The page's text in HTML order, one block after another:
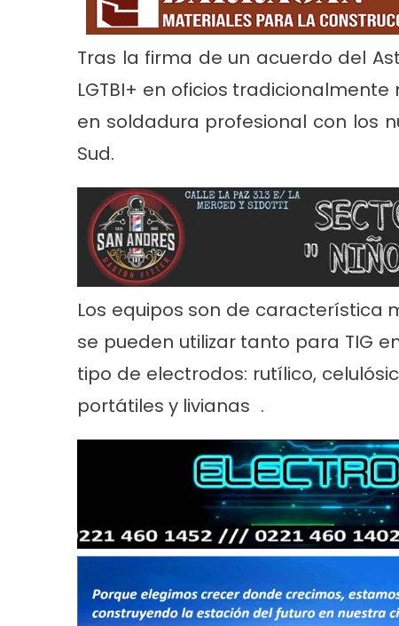
Tras la firma de un acuerdo del
LGTBI+ en oficios
en soldadura profesional con los
Sud.
Los equipos son de característica
se pueden utilizar tanto para TIG
tipo de electrodos: rutílico,
portátiles y livianas .
Noticias Principal Servicios
Trabajos en la red de agua en Villa
Tranquila
Noticias
Turnos de
2026 en